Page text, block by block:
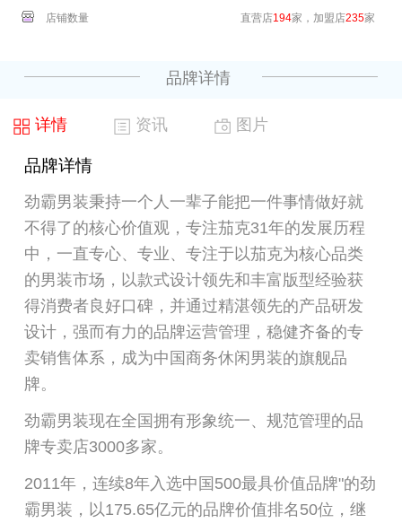
店铺数量 直营店194家，加盟店235家
品牌详情
详情 资讯 图片
品牌详情
劲霸男装秉持一个人一辈子能把一件事情做好就
不得了的核心价值观，专注茄克31年的发展历程
中，一直专心、专业、专注于以茄克为核心品类
的男装市场，以款式设计领先和丰富版型经验获
得消费者良好口碑，并通过精湛领先的产品研发
设计，强而有力的品牌运营管理，稳健齐备的专
卖销售体系，成为中国商务休闲男装的旗舰品
牌。
劲霸男装现在全国拥有形象统一、规范管理的品
牌专卖店3000多家。
2011年，连续8年入选中国500最具价值品牌"的劲
霸男装，以175.65亿元的品牌价值排名50位，继